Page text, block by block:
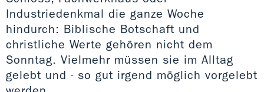
Industriedenkmal die ganze Woche
hindurch: Biblische Botschaft und
christliche Werte gehören nicht dem
Sonntag. Vielmehr müssen sie im Alltag
gelebt und - so gut irgend möglich vorgelebt